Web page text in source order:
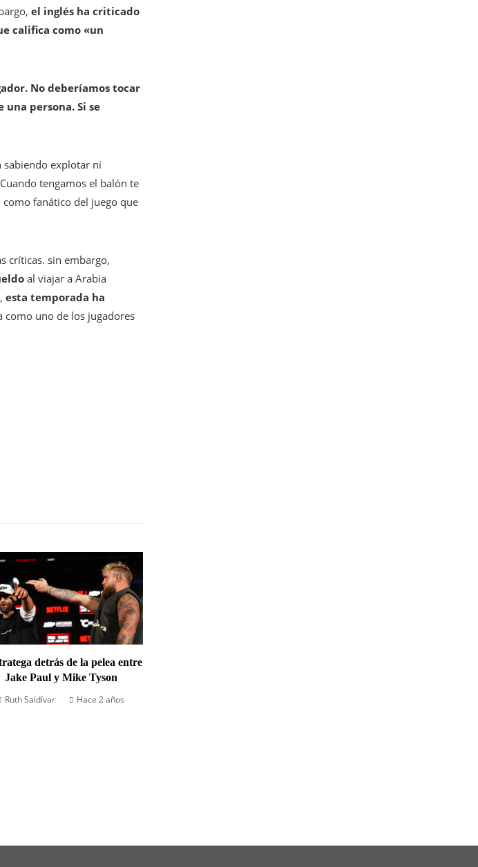
el inglés ha criticado
califica como «un
No deberíamos tocar
una persona. Si se
sabiendo explotar ni
Cuando tengamos el balón te
fanático del juego que
críticas. sin embargo,
al viajar a Arabia
esta temporada ha
como uno de los jugadores
detrás de la pelea entre
Jake Paul y Mike Tyson
Ruth Saldívar
Hace 2 años